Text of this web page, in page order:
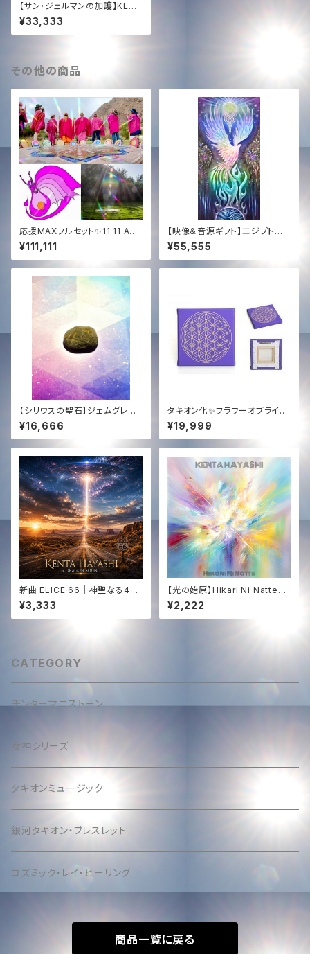
【サン・ジェルマンの加護】KENT
A HAYASHI 祭壇供奏：タキオン
化ヴァイオレット・フローライト・
マスターデバイス
¥33,333
その他の商品
応援MAXフルセット✨11:11 AN
AMUA祭典ドキュメンタリー映
像+白龍スペシャルライブ+AN
で生まれる新曲CD✨at ペルー
Dragon Live & New Song a
t 11:11 AN AMUA✨& Docum
entary Film + Special Vide
o Message for you✨
¥111,111
【映像＆音源ギフト】エジプト奉
納ミッション支援 ─ 白鳳凰ソン
グ ＋ 特別ドキュメンタリー【Vid
eo & Audio Gift】Egypt Mis
¥55,555
【シリウスの聖石】ジェムグレー
ド・チンターマニストーン (5.4g)
｜至高の透明度 ＋ 恒久的タキ
オン化
¥16,666
タキオン化✨フラワーオブライフ
キャンバス✨
¥19,999
新曲 ELICE 66｜神聖なる444
Hz サウンドジャーニー｜KENT
A HAYASHI × Dragon Soun
d｜HD WAV音源✨
¥3,333
【光の始原】Hikari Ni Natte
(HD High Quality Audio) | T
achyon Sound × Dragon S
ound
¥2,222
CATEGORY
チンターマニストーン
女神シリーズ
タキオンミュージック
銀河タキオン・ブレスレット
コズミック・レイ・ヒーリング
商品一覧に戻る